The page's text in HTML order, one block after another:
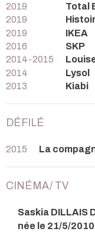
2019
Total
2019
2019
IKEA
2016
SKP
2014-2015
2014
Lysol
2013
Kiabi
DÉFILÉ
2015 La
CINÉMA/ TV
Saskia DILLAIS
née le 21/5/